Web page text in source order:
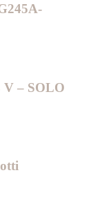
– SOLO